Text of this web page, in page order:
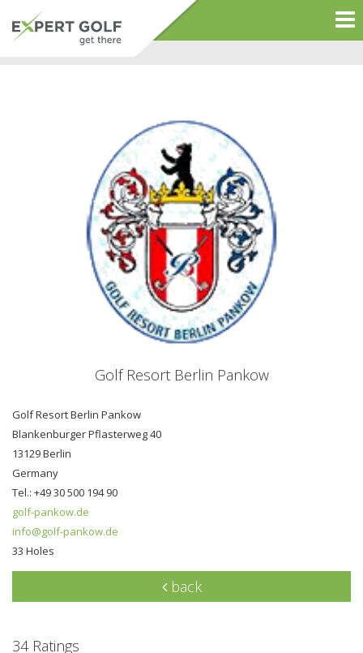
Golf Resort Berlin Pankow
Golf Resort Berlin Pankow
Blankenburger Pflasterweg 40
13129 Berlin
Germany
Tel.: +49 30 500 194 90
golf-pankow.de
info@golf-pankow.de
33 Holes
back
34 Ratings